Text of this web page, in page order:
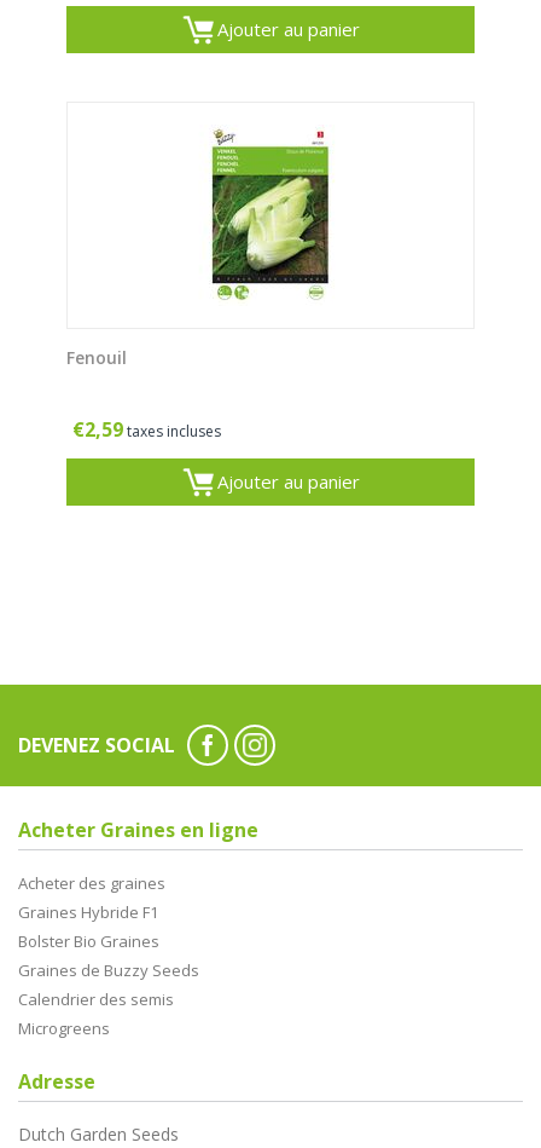
Ajouter au panier
Fenouil
€2,59taxes incluses
Ajouter au panier
DEVENEZ SOCIAL
Acheter Graines en ligne
Acheter des graines
Graines Hybride F1
Bolster Bio Graines
Graines de Buzzy Seeds
Calendrier des semis
Microgreens
Adresse
Dutch Garden Seeds